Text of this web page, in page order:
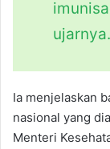
ujarnya.
Ia menjelaskan
nasional yang
Menteri